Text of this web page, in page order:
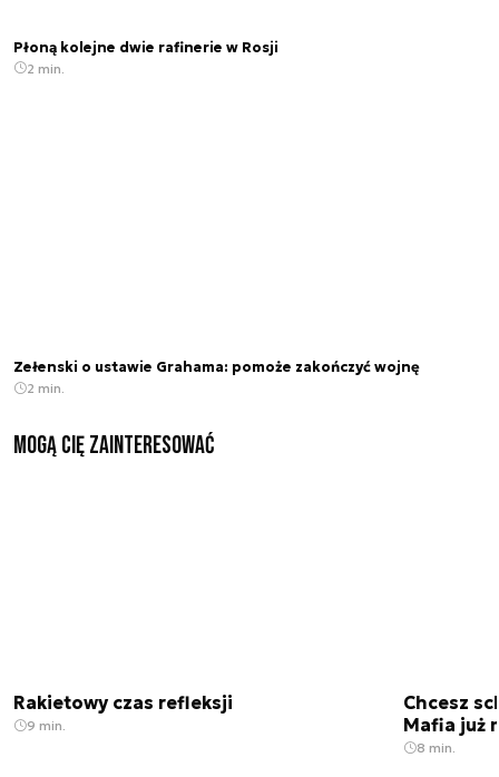
Płoną kolejne dwie rafinerie w Rosji
2 min.
Zełenski o ustawie Grahama: pomoże zakończyć wojnę
2 min.
Mogą Cię zainteresować
Rakietowy czas refleksji
9 min.
Chcesz
Mafia już
8 min.